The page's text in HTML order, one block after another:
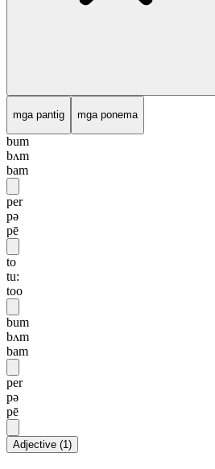
mga pantig mga ponema
bum
bʌm
bam
per
pə
pē
to
tu:
too
bum
bʌm
bam
per
pə
pē
Adjective (1)